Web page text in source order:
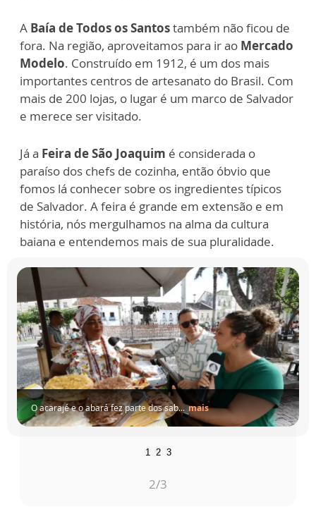
A Baía de Todos os Santostambém não ficou de
fora. Na região, aproveitamos para ir ao Mercado
Modelo. Construído em 1912, é um dos mais
importantes centros de artesanato do Brasil. Com
mais de 200 lojas, o lugar é um marco de Salvador
e merece ser visitado.
Já a Feira de São Joaquim é considerada o
paraíso dos chefs de cozinha, então óbvio que
fomos lá conhecer sobre os ingredientes típicos
de Salvador. A feira é grande em extensão e em
história, nós mergulhamos na alma da cultura
baiana e entendemos mais de sua pluralidade.
noite
de
Salvador
também
fez
parte
...
mais
1 2 3
3/3